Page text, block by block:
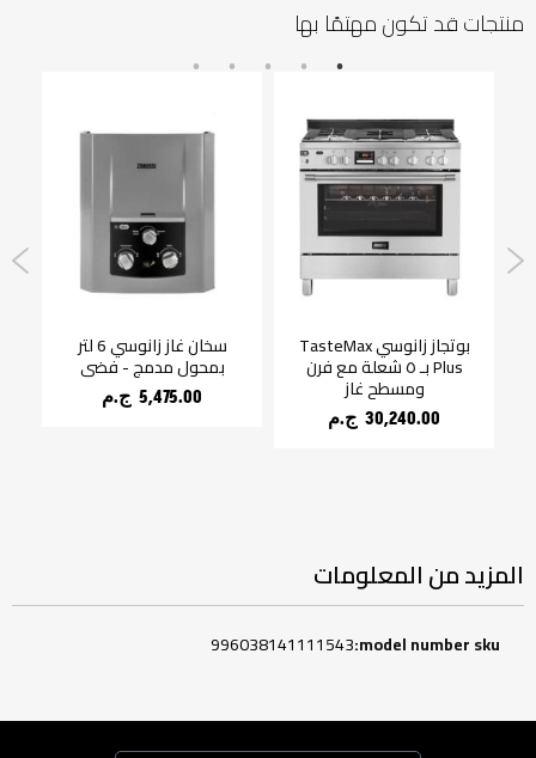
منتجات قد تكون مهتمًا بها
بوتجاز زانوسي TasteMax
Plus بـ ٥ شعلة مع فرن
ومسطح غاز
30,240.00 ج.م‏
سخان غاز زانوسي 6 لتر
بمحول مدمج - فضي
5,475.00 ج.م‏
المزيد من المعلومات
المزيد 996038141111543